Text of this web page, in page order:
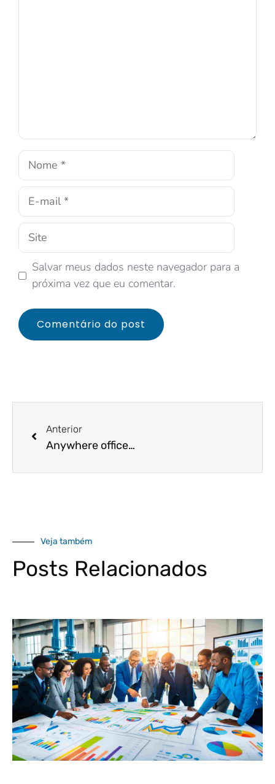
Salvar meus dados neste navegador para a
próxima vez que eu comentar.
Anterior
Anywhere office: conheça essa cultura empresarial
Veja também
Posts Relacionados